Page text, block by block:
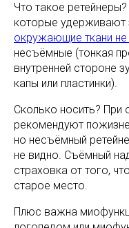
Что такое
которые удерживают
окружающие ткани не
несъёмные (тонкая
внутренней стороне
капы или пластинки).
Сколько носить? При
рекомендуют
но несъёмный
не видно. Съёмный
страховка от того,
старое место.
Плюс важна